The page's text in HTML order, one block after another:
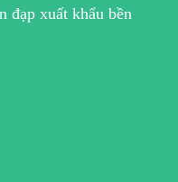
đạp xuất khẩu bền